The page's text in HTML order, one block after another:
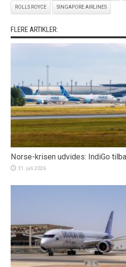
ROLLS ROYCE SINGAPORE AIRLINES
FLERE ARTIKLER:
Norse-krisen udvides: IndiGo
31. juli 2026